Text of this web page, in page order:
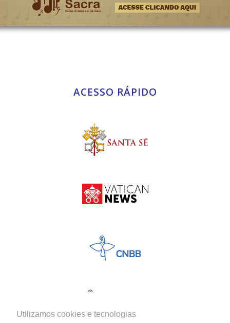
Utilizamos cookies e tecnologias
ACESSO RÁPIDO